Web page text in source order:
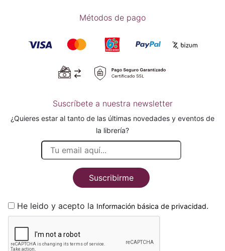
Métodos de pago
Suscríbete a nuestra newsletter
¿Quieres estar al tanto de las últimas novedades y eventos de
la librería?
Suscribirme
He leido y acepto la Información básica de privacidad.